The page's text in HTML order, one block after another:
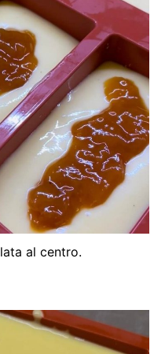
al centro.